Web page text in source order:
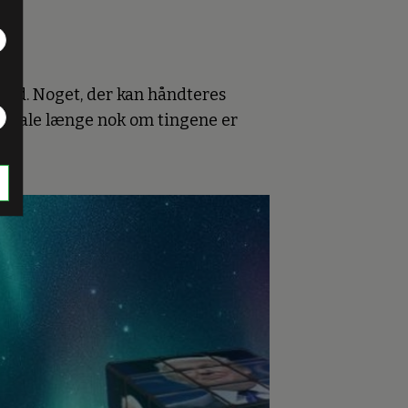
Noget, der kan håndteres
tale længe nok om tingene er